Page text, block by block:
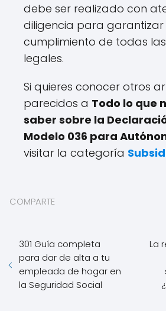
debe ser realizado con
diligencia para garantizar
cumplimiento de todas
legales.
Si quieres conocer otros
parecidos a Todo lo que
saber sobre la
Modelo 036 para
visitar la categoría
COMPARTE
301 Guía completa
para dar de alta a tu
empleada de hogar en
la Seguridad Social
La